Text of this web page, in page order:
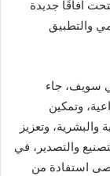
آفاقًا جديدة
والتطبيق
سويف، جاء
وتمكين
وتعزيز
والتصدير، في
استفادة من